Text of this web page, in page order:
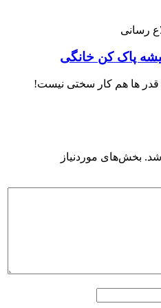
رسانی
پاک کن خانگی
ها هم کار سختی نیست!
شد. بخش‌های موردنیاز